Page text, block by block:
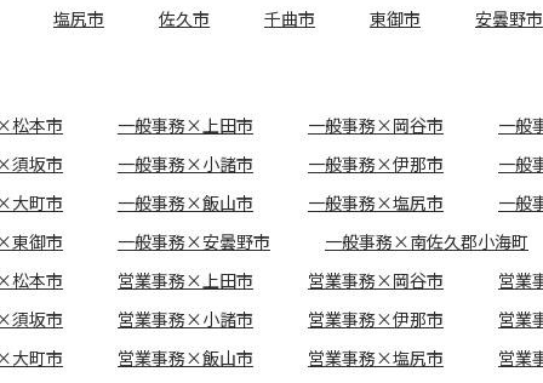
塩尻市 佐久市 千曲市 東御市 安曇野市
松本市 一般事務×上田市 一般事務×岡谷市
一般
須坂市 一般事務×小諸市 一般事務×伊那市
一般
大町市 一般事務×飯山市 一般事務×塩尻市
一般
東御市 一般事務×安曇野市 一般事務×南佐久郡小海町
松本市 営業事務×上田市 営業事務×岡谷市
営業
須坂市 営業事務×小諸市 営業事務×伊那市
営業
大町市 営業事務×飯山市 営業事務×塩尻市
営業